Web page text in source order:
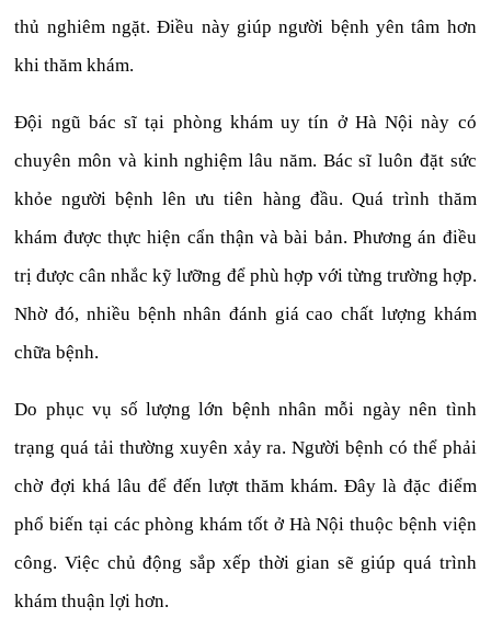
thủ nghiêm ngặt. Điều này giúp người bệnh yên tâm hơn
khi thăm khám.
Đội ngũ bác sĩ tại phòng khám uy tín ở Hà Nội này có
chuyên môn và kinh nghiệm lâu năm. Bác sĩ luôn đặt sức
khỏe người bệnh lên ưu tiên hàng đầu. Quá trình thăm
khám được thực hiện cẩn thận và bài bản. Phương án điều
trị được cân nhắc kỹ lưỡng để phù hợp với từng trường hợp.
Nhờ đó, nhiều bệnh nhân đánh giá cao chất lượng khám
chữa bệnh.
Do phục vụ số lượng lớn bệnh nhân mỗi ngày nên tình
trạng quá tải thường xuyên xảy ra. Người bệnh có thể phải
chờ đợi khá lâu để đến lượt thăm khám. Đây là đặc điểm
phổ biến tại các phòng khám tốt ở Hà Nội thuộc bệnh viện
công. Việc chủ động sắp xếp thời gian sẽ giúp quá trình
khám thuận lợi hơn.